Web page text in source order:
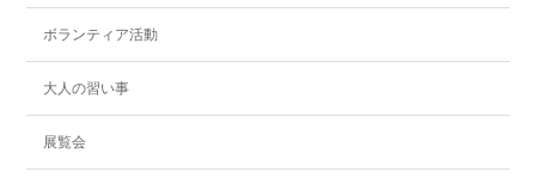
ボランティア活動
大人の習い事
展覧会